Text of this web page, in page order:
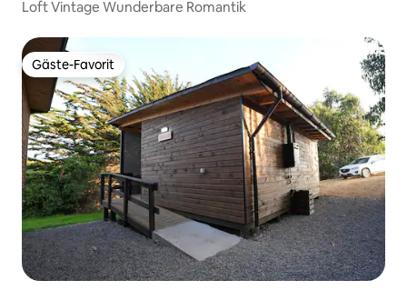
Loft Vintage Wunderbare Romantik
Gäste-Favorit
Gäste-Favorit